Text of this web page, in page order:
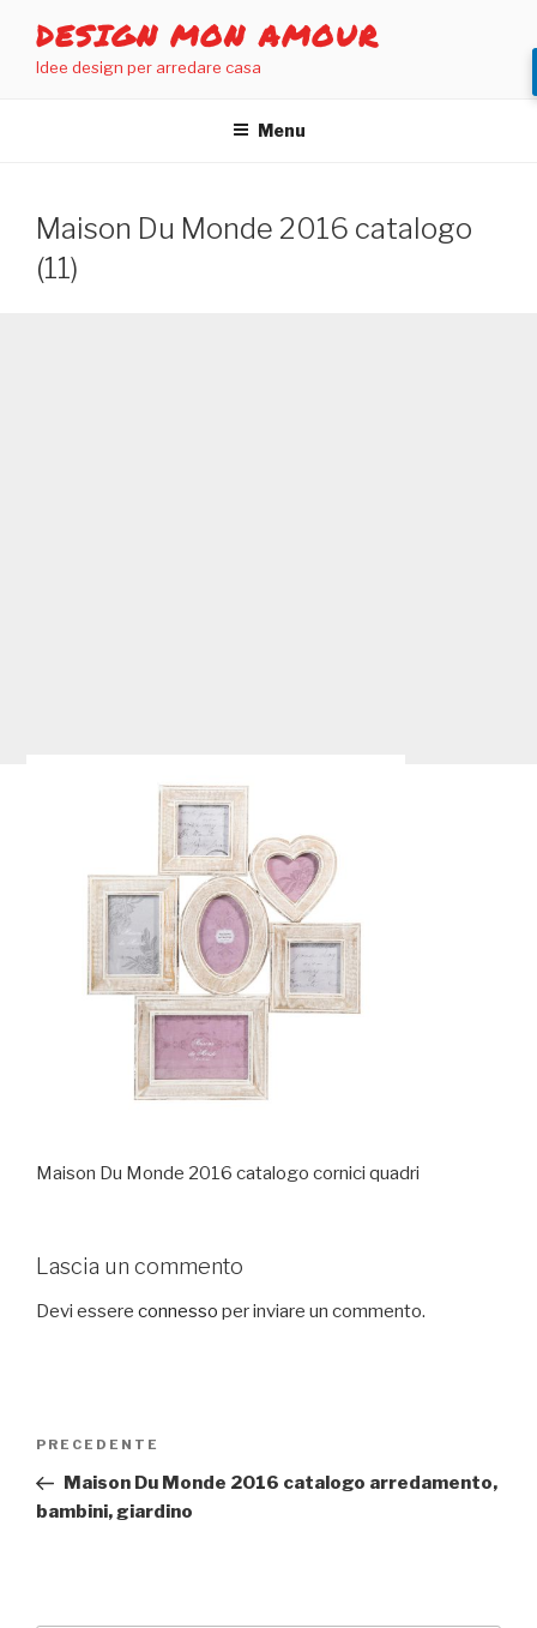
contenuto
DESIGN MON AMOUR
Idee design per arredare casa
Menu
Maison Du Monde 2016 catalogo
(11)
Maison Du Monde 2016 catalogo cornici quadri
Lascia un commento
Devi essere connesso per inviare un commento.
Navigazione
Articolo
precedente:
PRECEDENTE
Maison Du Monde 2016 catalogo arredamento,
bambini, giardino